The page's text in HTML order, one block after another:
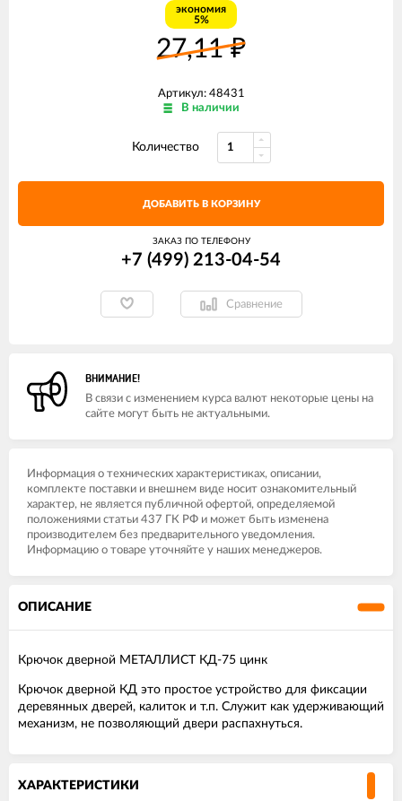
экономия
5%
27,11₽
Артикул: 48431
В наличии
Количество
ДОБАВИТЬ В КОРЗИНУ
ЗАКАЗ ПО ТЕЛЕФОНУ
+7 (499) 213-04-54​
Сравнение
ВНИМАНИЕ!
В связи с изменением курса валют некоторые цены на
сайте могут быть не актуальными.
Информация о технических характеристиках, описании,
комплекте поставки и внешнем виде носит ознакомительный
характер, не является публичной офертой, определяемой
положениями статьи 437 ГК РФ и может быть изменена
производителем без предварительного уведомления.
Информацию о товаре уточняйте у наших менеджеров.
ОПИСАНИЕ
Крючок дверной МЕТАЛЛИСТ КД-75 цинк
Крючок дверной КД это простое устройство для фиксации
деревянных дверей, калиток и т.п. Служит как удерживающий
механизм, не позволяющий двери распахнуться.
ХАРАКТЕРИСТИКИ